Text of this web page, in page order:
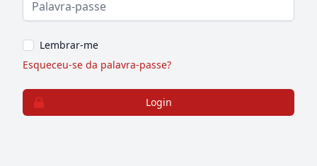
Lembrar-me
Esqueceu-se da palavra-passe?
Login